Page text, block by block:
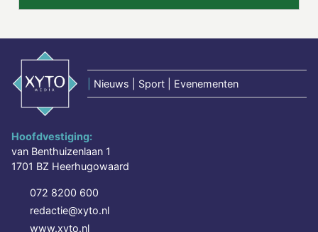
Nieuws | Sport | Evenementen
Hoofdvestiging:
van Benthuizenlaan 1
1701 BZ Heerhugowaard
072 8200 600
redactie@xyto.nl
www.xyto.nl